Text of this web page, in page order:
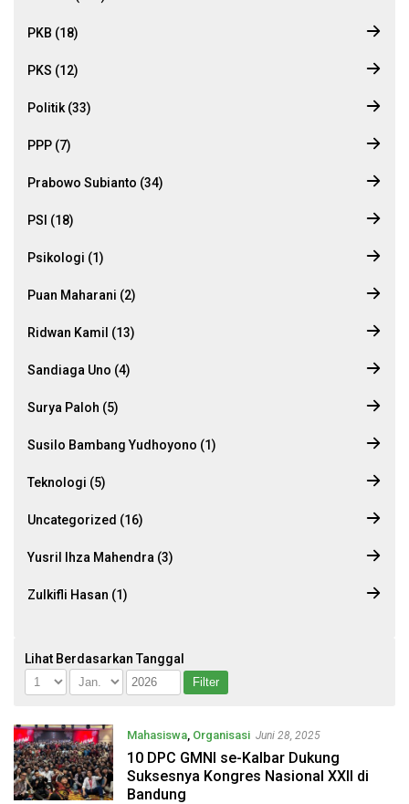
PKB (18)
PKS (12)
Politik (33)
PPP (7)
Prabowo Subianto (34)
PSI (18)
Psikologi (1)
Puan Maharani (2)
Ridwan Kamil (13)
Sandiaga Uno (4)
Surya Paloh (5)
Susilo Bambang Yudhoyono (1)
Teknologi (5)
Uncategorized (16)
Yusril Ihza Mahendra (3)
Zulkifli Hasan (1)
Lihat Berdasarkan Tanggal
Mahasiswa, Organisasi Juni 28, 2025
10 DPC GMNI se-Kalbar Dukung
Suksesnya Kongres Nasional XXII di
Bandung